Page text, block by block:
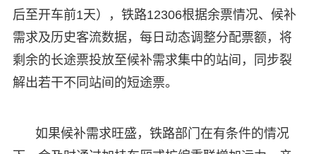
后至开车前1天），铁路12306根据余票情况、候补
需求及历史客流数据，每日动态调整分配票额，将
剩余的长途票投放至候补需求集中的站间，同步裂
解出若干不同站间的短途票。
如果候补需求旺盛，铁路部门在有条件的情况